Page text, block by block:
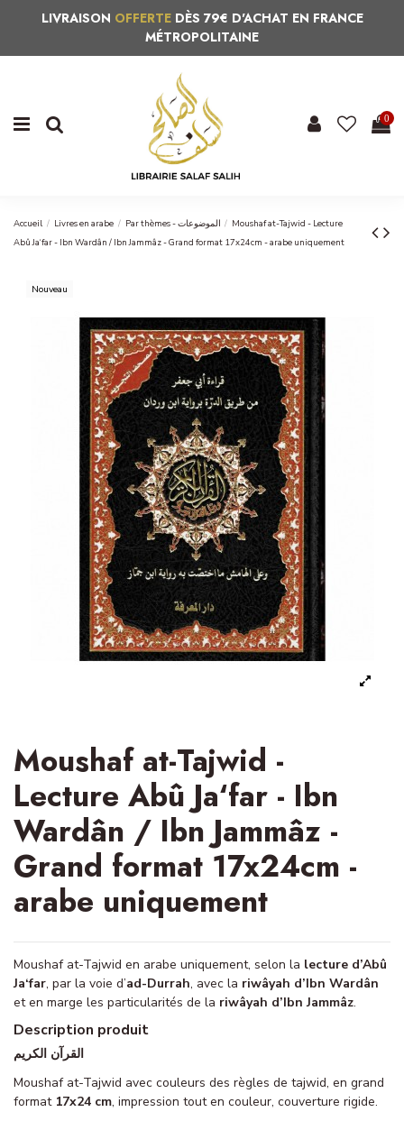
LIVRAISON OFFERTEDÈS 79€ D'ACHAT EN FRANCE
MÉTROPOLITAINE
0
Accueil Livres en arabe Par thèmes - الموضوعات
Moushaf at-Tajwid - Lecture
Abû Ja‘far - Ibn Wardân / Ibn Jammâz - Grand format 17x24cm - arabe uniquement
Nouveau
Moushaf at-Tajwid -
Lecture Abû Ja‘far - Ibn
Wardân / Ibn Jammâz -
Grand format 17x24cm -
arabe uniquement
Moushaf at-Tajwid en arabe uniquement, selon la lecture d’Abû
Ja‘far, par la voie d’ad-Durrah, avec la riwâyah d’Ibn Wardân
et en marge les particularités de la riwâyah d’Ibn Jammâz.
Description produit
القرآن الكريم
Moushaf at-Tajwid avec couleurs des règles de tajwid, en grand
format 17x24 cm, impression tout en couleur, couverture rigide.